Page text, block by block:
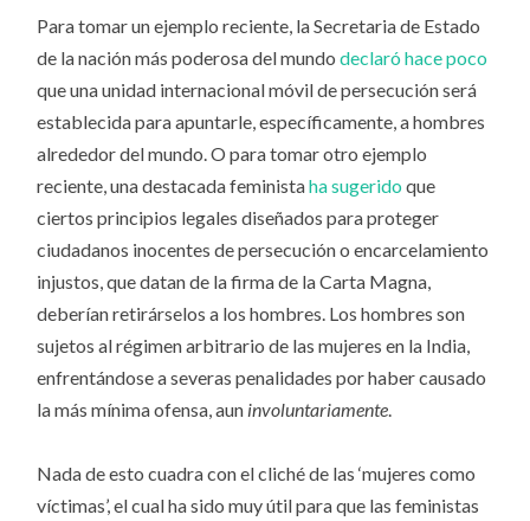
Para tomar un ejemplo reciente, la Secretaria de Estado
de la nación más poderosa del mundodeclaró hace poco
que una unidad internacional móvil de persecución será
establecida para apuntarle, específicamente, a hombres
alrededor del mundo. O para tomar otro ejemplo
reciente, una destacada feministaha sugerido que
ciertos principios legales diseñados para proteger
ciudadanos inocentes de persecución o encarcelamiento
injustos, que datan de la firma de la Carta Magna,
deberían retirárselos a los hombres. Los hombres son
sujetos al régimen arbitrario de las mujeres en la India,
enfrentándose a severas penalidades por haber causado
la más mínima ofensa, aun involuntariamente
Nada de esto cuadra con el cliché de las ‘mujeres como
víctimas’, el cual ha sido muy útil para que las feministas